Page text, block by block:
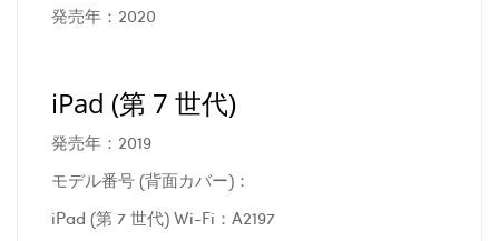
発売年：2020
iPad (第 7 世代)
発売年：2019
モデル番号 (背面カバー)：
iPad (第 7 世代) Wi-Fi：A2197